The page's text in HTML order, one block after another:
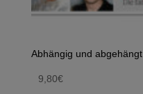
Abhängig und abgehängt
9,80€